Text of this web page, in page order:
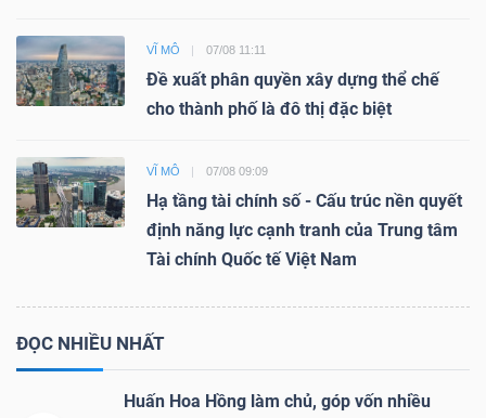
VĨ MÔ 07/08 11:11
Đề xuất phân quyền xây dựng thể chế
cho thành phố là đô thị đặc biệt
VĨ MÔ 07/08 09:09
Hạ tầng tài chính số - Cấu trúc nền quyết
định năng lực cạnh tranh của Trung tâm
Tài chính Quốc tế Việt Nam
ĐỌC NHIỀU NHẤT
Huấn Hoa Hồng làm chủ, góp vốn nhiều